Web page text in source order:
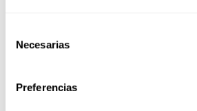
Necesarias
Preferencias